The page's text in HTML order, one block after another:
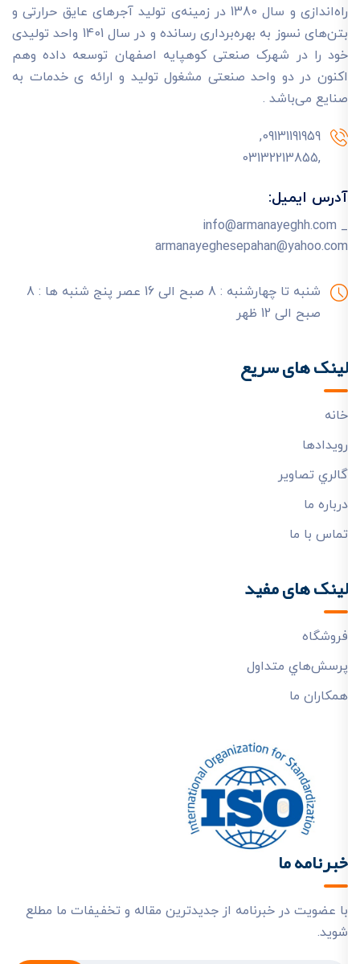
راه‌اندازی و سال 1380 در زمینه‌ی تولید آجرهای عایق حرارتی و
بتن‌های نسوز به بهره‌برداری رسانده و در سال 1401 واحد تولیدی
خود را در شهرک صنعتی کوهپایه اصفهان توسعه داده وهم
اکنون در دو واحد صنعتی مشغول تولید و ارائه ی خدمات به
صنایع می‌باشد .
09131191959,
آدرس ایمیل:
info@armanayeghh.com _
armanayeghesepahan@yahoo.com
شنبه تا چهارشنبه : 8 صبح الی 16 عصر
پنج شنبه ها : 8
صبح الی 12 ظهر
لینک های سریع
خانه
رويدادها
گالري تصاوير
درباره ما
تماس با ما
لینک های مفید
فروشگاه
پرسش‌هاي متداول
همکاران ما
خبرنامه ما
با عضویت در خبرنامه از جدیدترین مقاله و تخفیفات ما مطلع
شوید.